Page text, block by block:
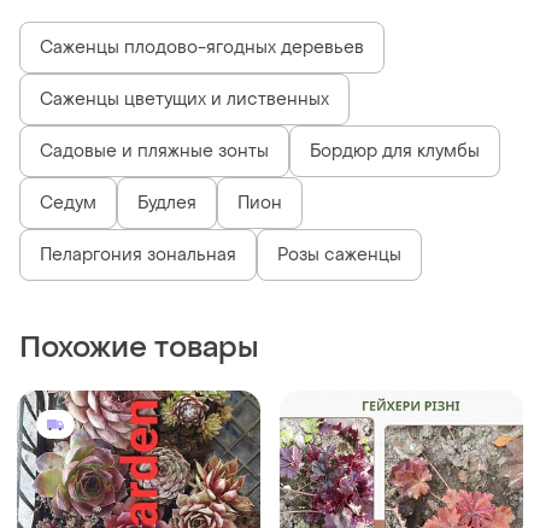
Саженцы плодово-ягодных деревьев
Саженцы цветущих и лиственных
Садовые и пляжные зонты Бордюр для клумбы
Седум Будлея Пион
Пеларгония зональная Розы саженцы
Похожие товары